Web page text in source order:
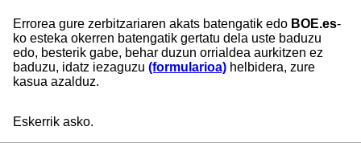
Errorea gure zerbitzariaren akats batengatik edo BOE.es-
ko esteka okerren batengatik gertatu dela uste baduzu
edo, besterik gabe, behar duzun orrialdea aurkitzen ez
baduzu, idatz iezaguzu (formularioa) helbidera, zure
kasua azalduz.
Eskerrik asko.